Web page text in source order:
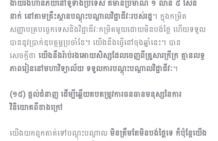
ងាយរងហានិភ័យនៅទូទាំងប្រទេស គឺមានប្រមាណ ១ លាន ៥ សែន
នាក់ ​នៅតាមគ្រឹះស្ថានបណ្តុះបណ្តាលវិជ្ជាជីវៈរបស់រដ្ឋ។ ក្នុងកម្រិត
សញ្ញាបត្របច្ចេកទេសនិងវិជ្ជាជីវៈកម្រិតមួយ​ដោយមិនបង់ថ្លៃ ហើយទទួល
បាននូវប្រាក់ឧបត្ថម្ភប្រចាំខែ។ យើងនឹងធ្វើនៅចុងឆ្នាំនេះ។ បាន
សេចក្តីថា យើងនឹងរ៉ាប់រងអោយសិស្សដែលចេញពីគ្រួសារក្រីក្រ គ្មានលទ្ធ
ភាពរៀននៅមហាវិទ្យាល័យ ទទួលការបណ្តុះបណ្តាលវិជ្ជាជីវៈ។
(១៥) ផ្តល់ជំនាញ ដើម្បីឆ្លើយតបតម្រូវការធនធានមនុស្សនៃការ
វិនិយោគពីខាងក្រៅ
យើងយកពួកគាត់ទៅបណ្តុះបណ្តាល មិនត្រឹមតែមិនបង់ថ្លៃទេ ក៏ប៉ុន្តែយើង